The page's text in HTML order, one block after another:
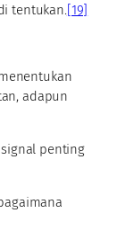
tentukan.[19]
adapun
penting